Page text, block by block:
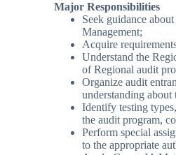
Major Responsibilities
Seek guidance
Management;
Acquire
Understand the
of Regional audit
Organize audit
understanding about
Identify testing
the audit program,
Perform special
to the appropriate